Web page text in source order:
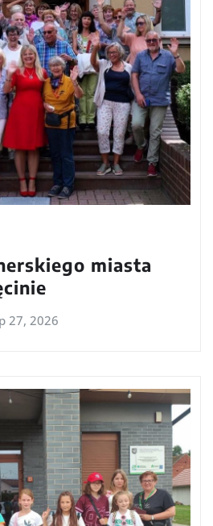
miasta
27, 2026